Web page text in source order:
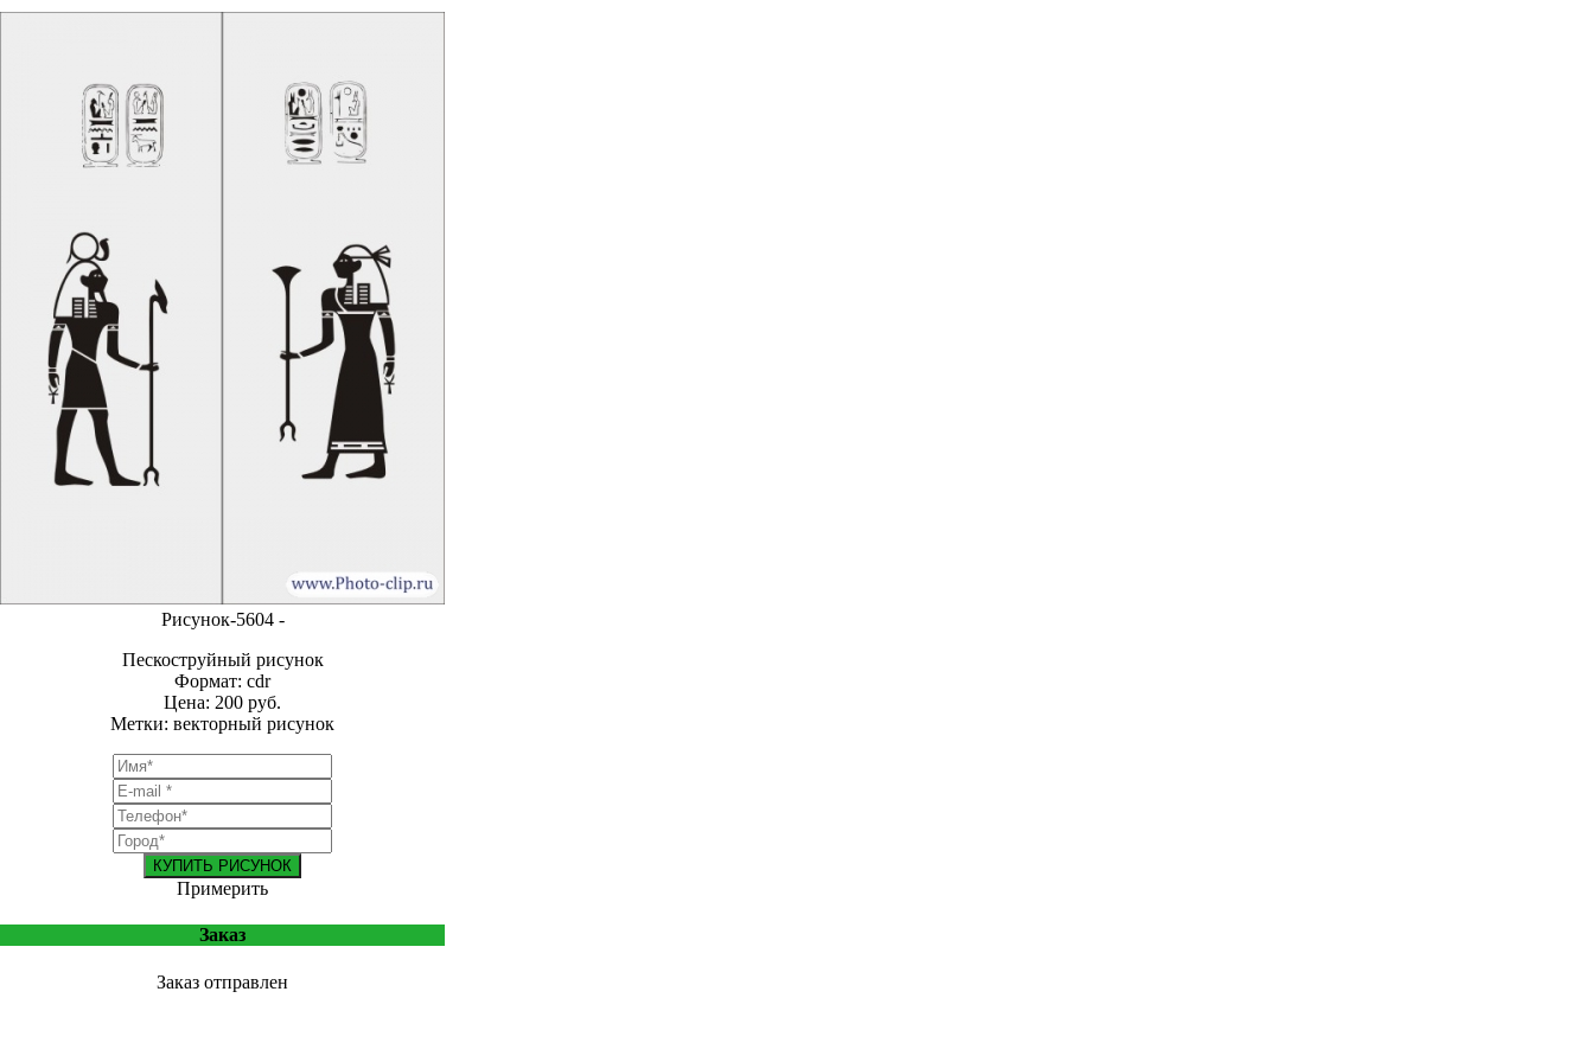
Рисунок-5604 -
Пескоструйный рисунок
Формат: cdr
Цена: 200 руб.
Метки: векторный рисунок
КУПИТЬ РИСУНОК
Примерить
Заказ
Заказ отправлен